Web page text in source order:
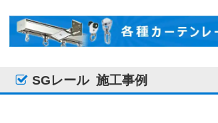
SGレール 施工事例